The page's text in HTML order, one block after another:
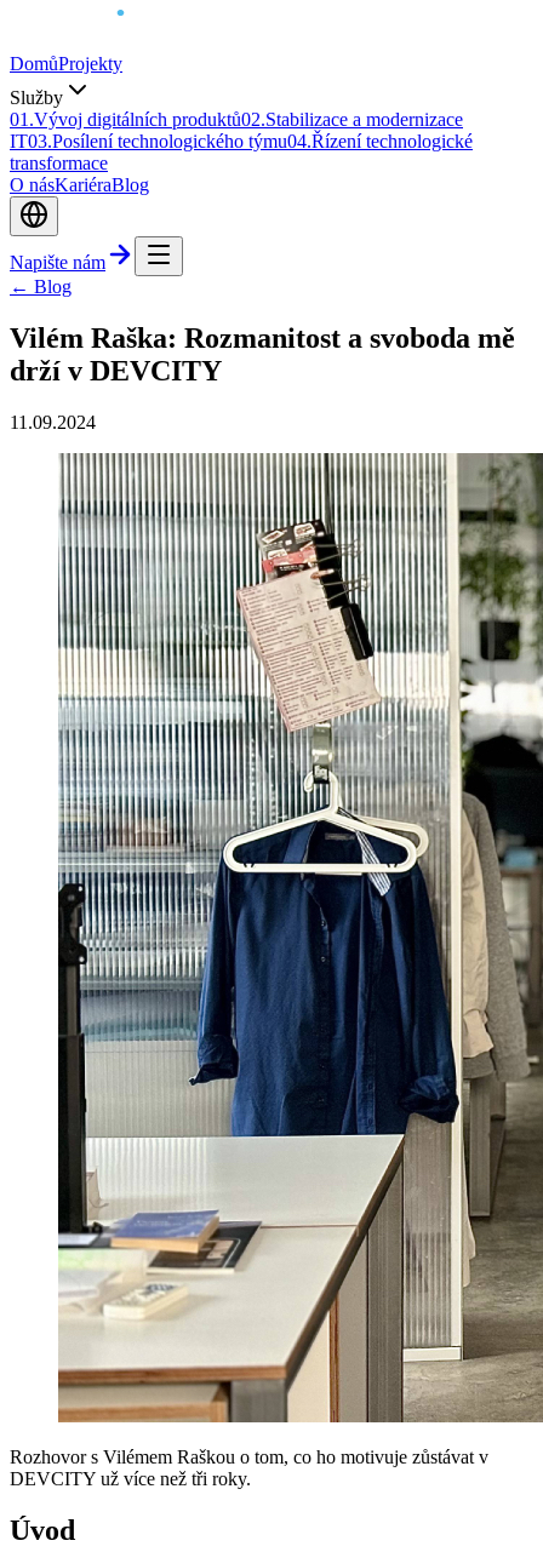
DomůProjekty
Služby
01 .Vývoj digitálních produktů02.Stabilizace a modernizace
IT03.Posílení technologického týmu04.Řízení technologické
transformace
O násKariéraBlog
Napište nám
← Blog
Vilém Raška: Rozmanitost a svoboda mě
drží v DEVCITY
11.09.2024
Rozhovor s Vilémem Raškou o tom, co ho motivuje zůstávat v
DEVCITY už více než tři roky.
Úvod